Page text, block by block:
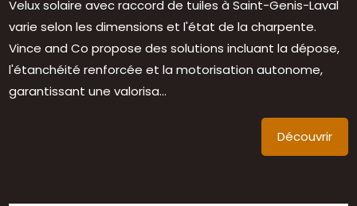
Velux solaire avec raccord de tuiles à Saint-Genis-Laval
varie selon les dimensions et l'état de la charpente.
Vince and Co propose des solutions incluant la dépose,
l'étanchéité renforcée et la motorisation autonome,
garantissant une valorisa...
Découvrir